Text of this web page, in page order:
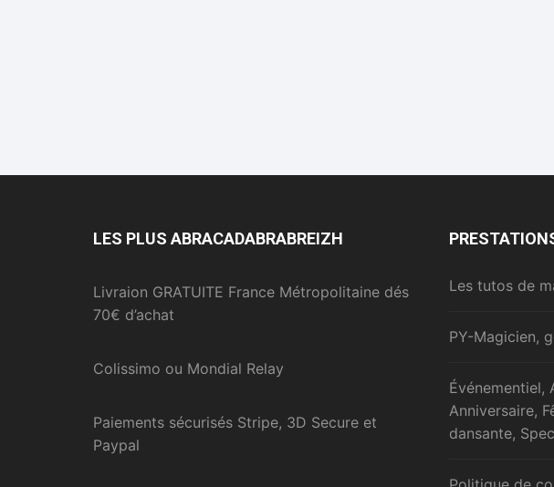
LES PLUS ABRACADABRABREIZH
Livraion GRATUITE France Métropolitaine dés
70€ d’achat
Colissimo ou Mondial Relay
Paiements sécurisés Stripe, 3D Secure et
Paypal
Les tutos de
PY-Magicien,
Événementiel,
Anniversaire,
dansante,